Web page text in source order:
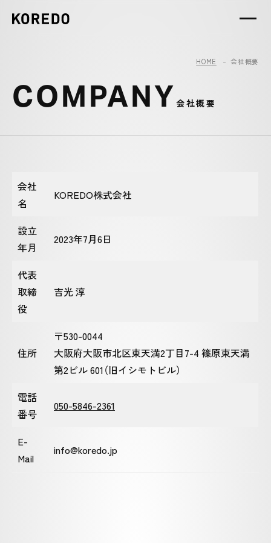
HOME 会社概要
COMPANY 会社概要
会社
名
KOREDO株式会社
設立
年月
2023年7月6日
代表
取締
役
吉光 淳
住所
〒530-0044
大阪府大阪市北区東天満2丁目7-4 篠原東天満
第2ビル 601（旧イシモトビル）
電話
番号
050-5846-2361
E-
Mail
info@koredo.jp